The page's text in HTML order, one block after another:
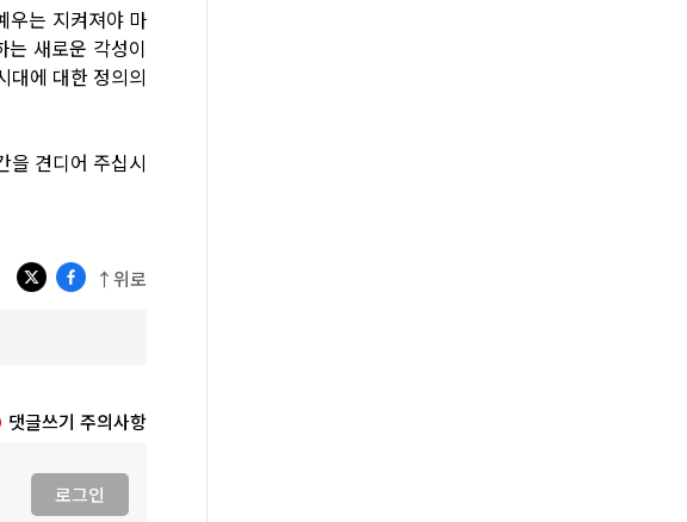
우는 지켜져야 마
새로운 각성이
대에 대한 정의의
을 견디어 주십시
↑위로
댓글쓰기 주의사항
로그인